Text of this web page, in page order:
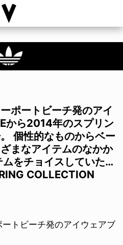
ポートビーチ発のアイ
から2014年のスプリン
個性的なものからベー
まなアイテムのなかか
ムをチョイスしていた…
COLLECTION
トビーチ発のアイウェアブ